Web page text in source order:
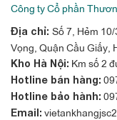
Công ty Cổ phần
Địa chỉ: Số 7, Hẻm
Vọng, Quận Cầu Giấy,
Kho Hà Nội: Km số 2
Hotline bán hàng:
Hotline bảo hành:
Email: